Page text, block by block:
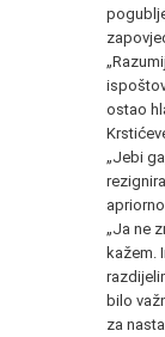
ostao
„Jebi
„Ja ne
kažem.
bilo
za